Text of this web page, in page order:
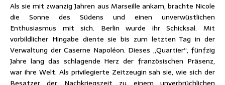
Als sie mit zwanzig Jahren aus Marseille ankam, brachte Nicole
die Sonne des Südens und einen unverwüstlichen
Enthusiasmus mit sich. Berlin wurde ihr Schicksal. Mit
vorbildlicher Hingabe diente sie bis zum letzten Tag in der
Verwaltung der Caserne Napoléon. Dieses „Quartier“, fünfzig
Jahre lang das schlagende Herz der französischen Präsenz,
war ihre Welt. Als privilegierte Zeitzeugin sah sie, wie sich der